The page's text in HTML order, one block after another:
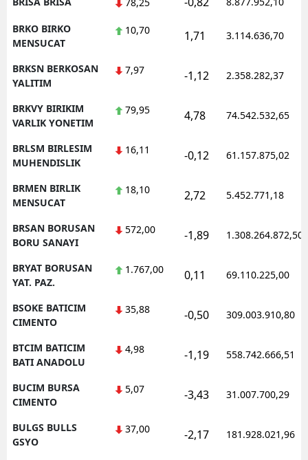
BRKO BIRKO
MENSUCAT
10,70 1,71 3.114.636,70
BRKSN BERKOSAN
YALITIM
7,97 -1,12 2.358.282,37
BRKVY BIRIKIM
VARLIK YONETIM
79,95 4,78 74.542.532,65
BRLSM BIRLESIM
MUHENDISLIK
16,11 -0,12 61.157.875,02
BRMEN BIRLIK
MENSUCAT
18,10 2,72 5.452.771,18
BRSAN BORUSAN
BORU SANAYI
572,00 -1,89 1.308.264.872,50
BRYAT BORUSAN
YAT. PAZ.
1.767,00 0,11 69.110.225,00
BSOKE BATICIM
CIMENTO
35,88 -0,50 309.003.910,80
BTCIM BATICIM
BATI ANADOLU
4,98 -1,19 558.742.666,51
BUCIM BURSA
CIMENTO
5,07 -3,43 31.007.700,29
BULGS BULLS
GSYO
37,00 -2,17 181.928.021,96